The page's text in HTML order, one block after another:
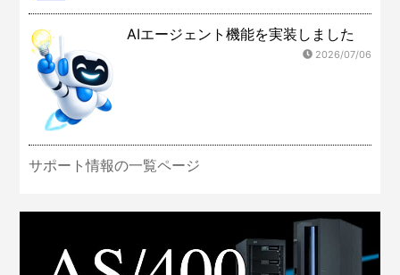
AIエージェント機能を実装しました
2026/07/06
サポート情報の一覧ページ